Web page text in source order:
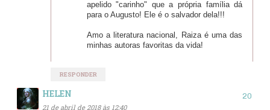
apelido "carinho" que a própria família dá
para o Augusto! Ele é o salvador dela!!!
Amo a literatura nacional, Raiza é uma das
minhas autoras favoritas da vida!
RESPONDER
HELEN
21 de abril de 2018 às 12:40